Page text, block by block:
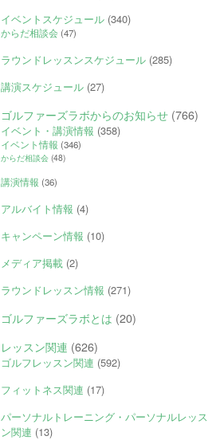
イベントスケジュール (340)
からだ相談会 (47)
ラウンドレッスンスケジュール (285)
講演スケジュール (27)
ゴルファーズラボからのお知らせ (766)
イベント・講演情報 (358)
イベント情報 (346)
からだ相談会 (48)
講演情報 (36)
アルバイト情報 (4)
キャンペーン情報 (10)
メディア掲載 (2)
ラウンドレッスン情報 (271)
ゴルファーズラボとは (20)
レッスン関連 (626)
ゴルフレッスン関連 (592)
フィットネス関連 (17)
パーソナルトレーニング・パーソナルレッス
ン関連 (13)